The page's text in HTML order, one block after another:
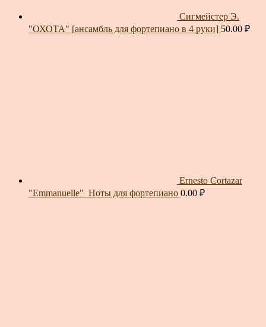
Сигмейстер Э.
"ОХОТА" [ансамбль для фортепиано в 4 руки] 50.00 ₽
Ernesto Cortazar
"Emmanuelle"_Ноты для фортепиано 0.00 ₽